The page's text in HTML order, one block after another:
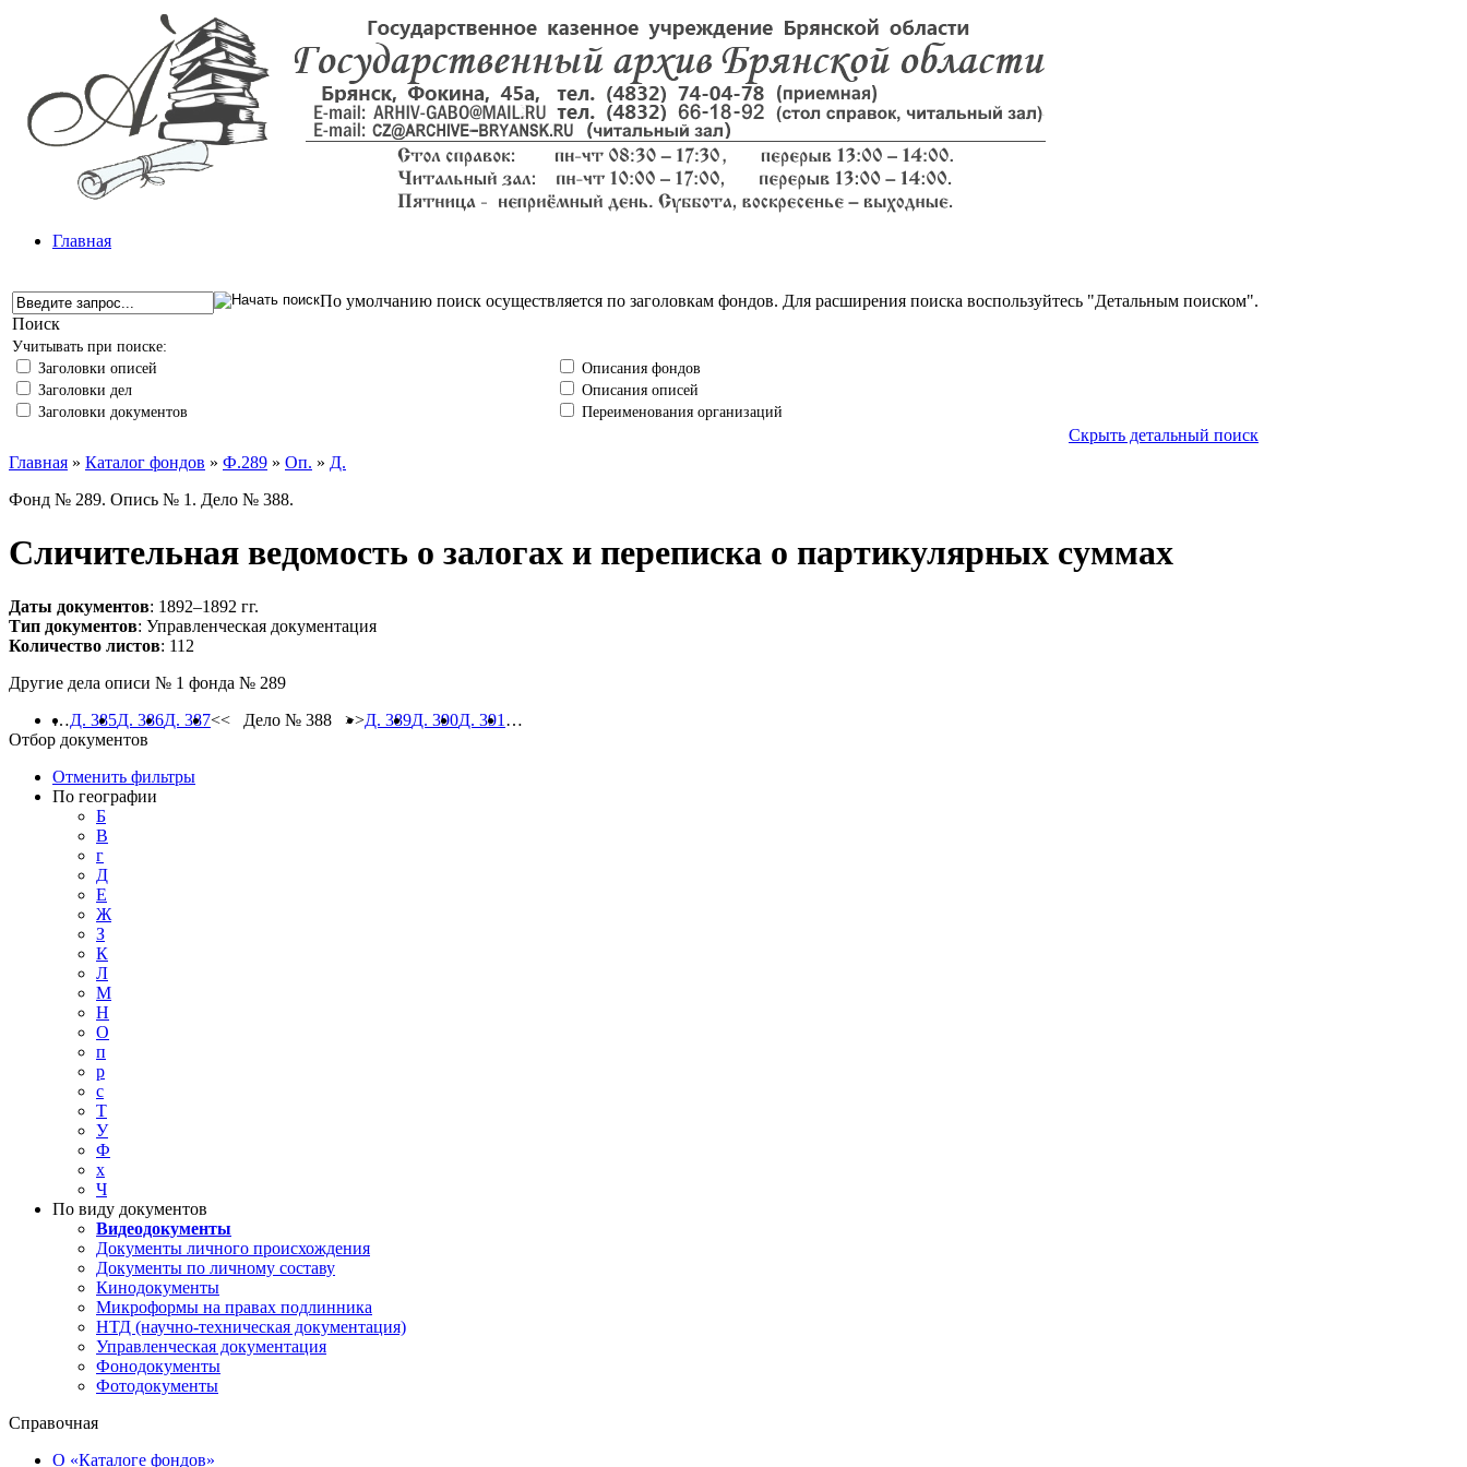
Главная
По умолчанию поиск осуществляется по заголовкам фондов. Для расширения поиска воспользуйтесь "Детальным поиском".
Поиск
Учитывать при поиске:
Заголовки описей
Описания фондов
Заголовки дел
Описания описей
Заголовки документов
Переименования организаций
Скрыть детальный поиск
Главная » Каталог фондов » Ф.289 » Оп. » Д.
Фонд № 289. Опись № 1. Дело № 388.
Сличительная ведомость о залогах и переписка о партикулярных суммах
Даты документов: 1892–1892 гг.
Тип документов: Управленческая документация
Количество листов: 112
Другие дела описи № 1 фонда № 289
…Д. 385Д. 386Д. 387<< Дело № 388 >>Д. 389Д. 390Д. 391 …
Отбор документов
Отменить фильтры
По географии
Б
В
г
Д
Е
Ж
З
К
Л
М
Н
О
п
р
с
Т
У
Ф
х
Ч
По виду документов
Видеодокументы
Документы личного происхождения
Документы по личному составу
Кинодокументы
Микроформы на правах подлинника
НТД (научно-техническая документация)
Управленческая документация
Фонодокументы
Фотодокументы
Справочная
О «Каталоге фондов»